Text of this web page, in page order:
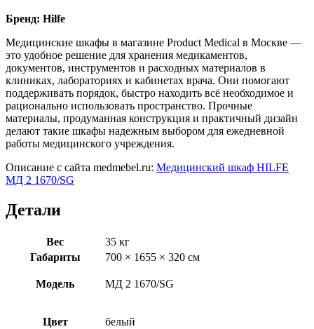
Бренд: Hilfe
Медицинские шкафы в магазине Product Medical в Москве —
это удобное решение для хранения медикаментов,
документов, инструментов и расходных материалов в
клиниках, лабораториях и кабинетах врача. Они помогают
поддерживать порядок, быстро находить всё необходимое и
рационально использовать пространство. Прочные
материалы, продуманная конструкция и практичный дизайн
делают такие шкафы надежным выбором для ежедневной
работы медицинского учреждения.
Описание с сайта medmebel.ru: Медицинский шкаф HILFE
МД 2 1670/SG
Детали
Вес
35 кг
Габариты
700 × 1655 × 320 см
Модель MД 2 1670/SG
Цвет белый